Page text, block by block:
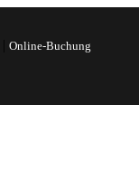
Online-Buchung